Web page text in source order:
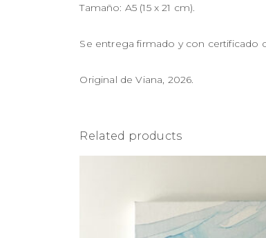
Tamaño: A5 (15 x 21 cm).
Se entrega firmado y con certificado
Original de Viana, 2026.
Related products